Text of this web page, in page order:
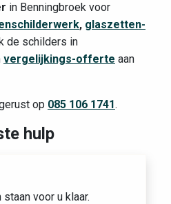
in Benningbroek voor
, glaszetten-
de schilders in
vergelijkings-offerte aan
op 085 106 1741.
hulp
voor u klaar.